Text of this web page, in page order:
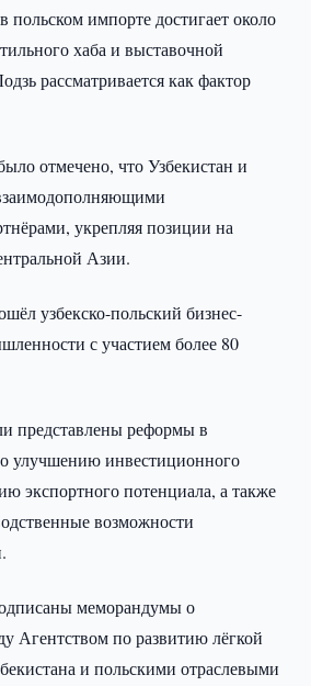
польском импорте достигает около
хаба и выставочной
рассматривается как фактор
отмечено, что Узбекистан и
укрепляя позиции на
Азии.
узбекско-польский бизнес-
с участием более 80
представлены реформы в
улучшению инвестиционного
экспортного потенциала, а также
возможности
меморандумы о
Агентством по развитию лёгкой
и польскими отраслевыми